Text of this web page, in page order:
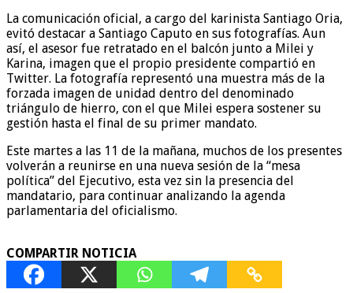
La comunicación oficial, a cargo del karinista Santiago Oria,
evitó destacar a Santiago Caputo en sus fotografías. Aun
así, el asesor fue retratado en el balcón junto a Milei y
Karina, imagen que el propio presidente compartió en
Twitter. La fotografía representó una muestra más de la
forzada imagen de unidad dentro del denominado
triángulo de hierro, con el que Milei espera sostener su
gestión hasta el final de su primer mandato.
Este martes a las 11 de la mañana, muchos de los presentes
volverán a reunirse en una nueva sesión de la “mesa
política” del Ejecutivo, esta vez sin la presencia del
mandatario, para continuar analizando la agenda
parlamentaria del oficialismo.
COMPARTIR NOTICIA